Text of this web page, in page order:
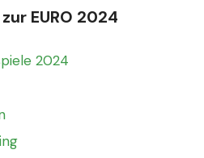
EURO 2024
2024